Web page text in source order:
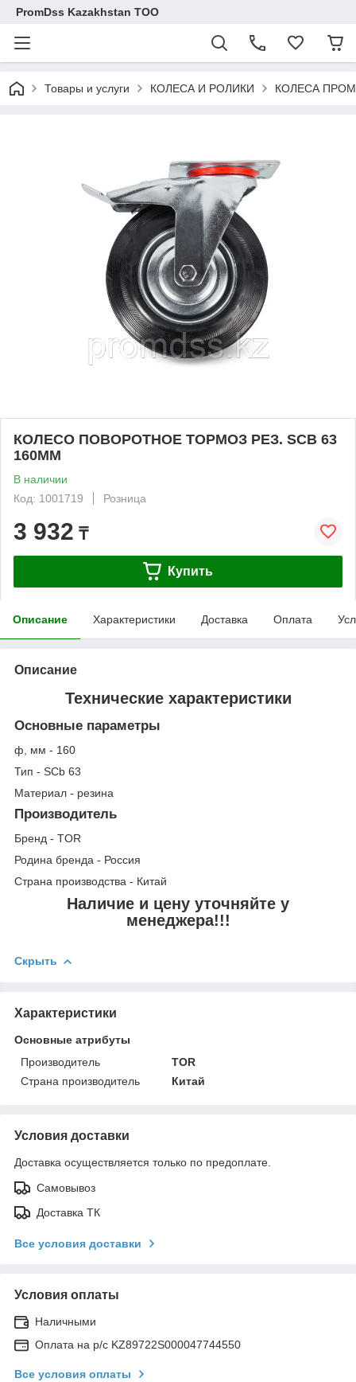
PromDss Kazakhstan TOO
Товары и услуги КОЛЕСА И РОЛИКИ КОЛЕСА
КОЛЕСО ПОВОРОТНОЕ ТОРМОЗ РЕЗ. SCB 63
160ММ
В наличии
Код: 1001719
Розница
3 932 ₸
Купить
Описание Характеристики Доставка Оплата
Описание
Технические характеристики
Основные параметры
ф, мм - 160
Тип - SCb 63
Материал - резина
Производитель
Бренд - TOR
Родина бренда - Россия
Страна производства - Китай
Наличие и цену уточняйте у
менеджера!!!
Скрыть
Характеристики
Основные атрибуты
Производитель
TOR
Страна производитель
Китай
Условия доставки
Доставка осуществляется только по предоплате.
Самовывоз
Доставка ТК
Все условия доставки
Условия оплаты
Наличными
Оплата на р/с KZ89722S000047744550
Все условия оплаты